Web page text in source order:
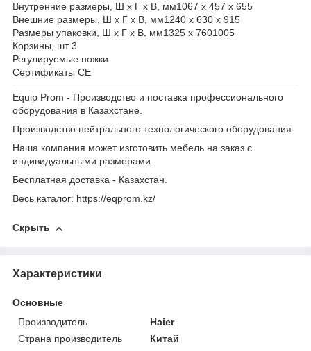
Внутренние размеры, Ш х Г х В, мм1067 х 457 х 655
Внешние размеры, Ш х Г х В, мм1240 х 630 х 915
Размеры упаковки, Ш х Г х В, мм1325 х 7601005
Корзины, шт 3
Регулируемые ножки
Сертификаты СЕ
Equip Prom - Производство и поставка профессионального
оборудования в Казахстане.
Производство нейтрального технологического оборудования.
Наша компания может изготовить мебель на заказ с
индивидуальными размерами.
Бесплатная доставка - Казахстан.
Весь каталог: https://eqprom.kz/
Скрыть
Характеристики
Основные
Производитель
Haier
Страна производитель
Китай